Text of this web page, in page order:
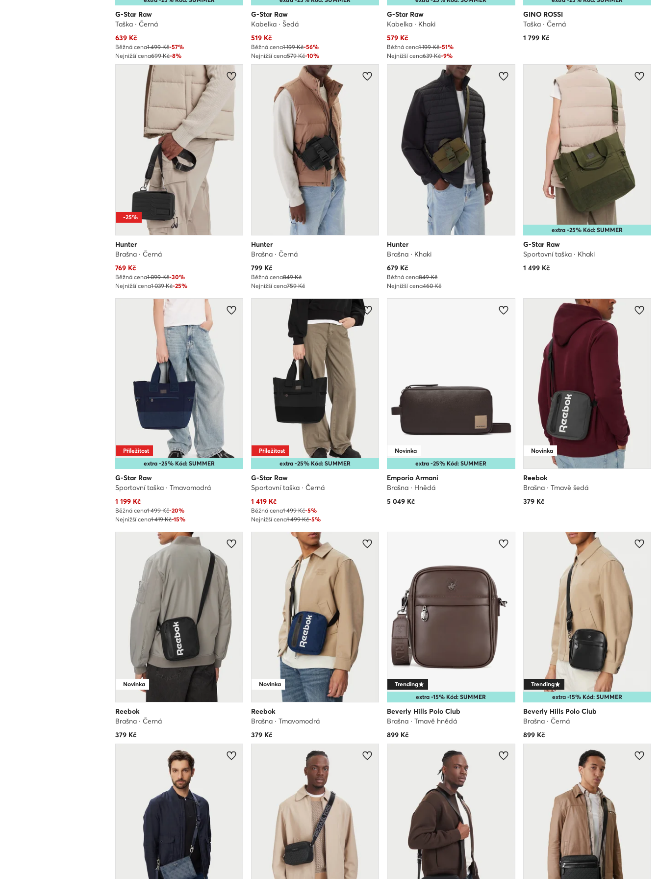
G-Star Raw
Taška · Černá
Aktuální cena
639Kč
Běžná cena1 499 Kč-57%
Nejnižší cena699 Kč-8%
G-Star Raw
Kabelka · Šedá
Aktuální cena
519Kč
Běžná cena1 199 Kč-56%
Nejnižší cena579 Kč-10%
G-Star Raw
Kabelka · Khaki
Aktuální cena
579 Kč
Běžná cena1 199 Kč-51%
Nejnižší cena639 Kč-9%
GINO ROSSI
Taška · Černá
1 799Kč
-25%
Hunter
Brašna · Černá
Aktuální cena
769Kč
Běžná cena1 099 Kč-30%
Nejnižší cena1 039 Kč-25%
Hunter
Brašna · Černá
Aktuální cena
799Kč
Běžná cena849 Kč
Nejnižší cena759 Kč
Hunter
Brašna · Khaki
Aktuální cena
679 Kč
Běžná cena849 Kč
Nejnižší cena460 Kč
extra -25% Kód: SUMMER
G-Star Raw
Sportovní taška · Khaki
1 499Kč
extra -25% Kód: SUMMER
Příležitost
G-Star Raw
Sportovní taška · Tmavomodrá
Aktuální cena
1 199Kč
Běžná cena1 499 Kč-20%
Nejnižší cena1 419 Kč-15%
extra -25% Kód: SUMMER
Příležitost
G-Star Raw
Sportovní taška · Černá
Aktuální cena
1 419Kč
Běžná cena1 499 Kč-5%
Nejnižší cena1 499 Kč-5%
extra -25% Kód: SUMMER
Novinka
Emporio Armani
Brašna · Hnědá
5 049 Kč
Novinka
Reebok
Brašna · Tmavě šedá
379Kč
Novinka
Reebok
Brašna · Černá
379Kč
Novinka
Reebok
Brašna · Tmavomodrá
379Kč
extra -15% Kód: SUMMER
Trending
Beverly Hills Polo Club
Brašna · Tmavě hnědá
899 Kč
extra -15% Kód: SUMMER
Trending
Beverly Hills Polo Club
Brašna · Černá
899Kč